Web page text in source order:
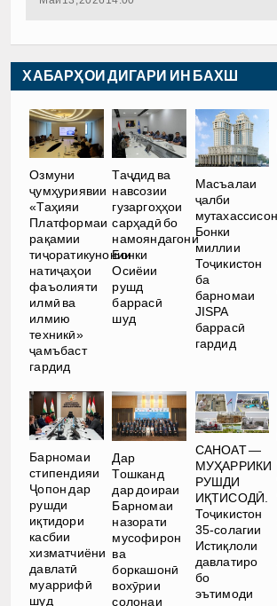
ХАБАРҲОИ ДИГАРИ ИН БАХШ
Озмуни
ҷумҳуриявии
«Таҳияи
Платформаи
рақамии
тиҷоратикунонии
натиҷаҳои
фаъолияти
илмӣ ва
илмию
техникӣ»
ҷамъбаст
гардид
Таҷдид ва
навсозии
гузаргоҳҳои
сарҳадӣ бо
намояндагони
Бонки
Осиёии
рушд
баррасӣ
шуд
Масъалаи
ҷалби
Бонки
миллии
Тоҷикистон
ба
барномаи
JISPA
баррасӣ
гардид
Барномаи
стипендияи
Ҷопон дар
рушди
иқтидори
касбии
хизматчиёни
давлатӣ
муаррифӣ
шуд
Дар
Тошканд
дар доираи
Барномаи
назорати
мусофирон
ва
боркашонӣ
вохӯрии
солонаи
САНОАТ —
МУҲАРРИКИ
РУШДИ
ИҚТИСОДӢ.
Тоҷикистон
35-солагии
Истиқлоли
давлатиро
бо
эътимоди